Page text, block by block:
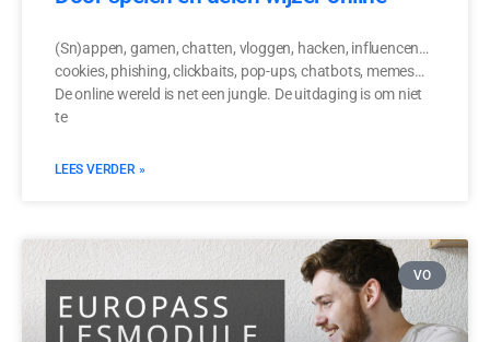
(Sn)appen, gamen, chatten, vloggen, hacken, influencen…
cookies, phishing, clickbaits, pop-ups, chatbots, memes…
De online wereld is net een jungle. De uitdaging is om niet
te
LEES VERDER »
VO